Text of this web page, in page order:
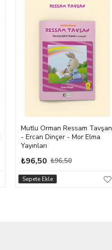
Mutlu Orman Ressam Tavşan
- Ercan Dinçer - Mor Elma
Yayınları
₺96,50 ₺96,50
Sepete Ekle